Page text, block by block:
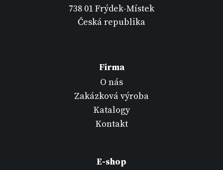
738 01 Frýdek-Místek
Česká republika
Firma
O nás
Zakázková výroba
Katalogy
Kontakt
E-shop